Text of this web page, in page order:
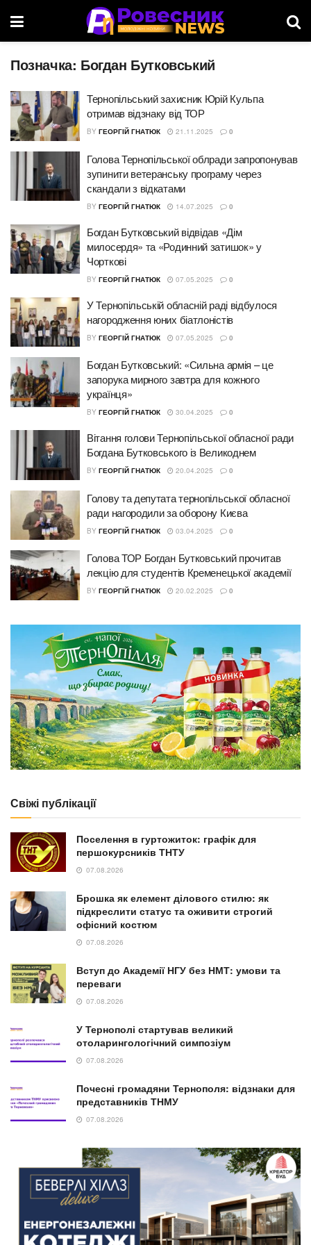
Позначка: Богдан Бутковський
Тернопільський захисник Юрій Кульпа
отримав відзнаку від ТОР
BY ГЕОРГІЙ ГНАТЮК 21.11.2025 0
Голова Тернопільської облради запропонував
зупинити ветеранську програму через
скандали з відкатами
BY ГЕОРГІЙ ГНАТЮК 14.07.2025 0
Богдан Бутковський відвідав «Дім
милосердя» та «Родинний затишок» у
Чорткові
BY ГЕОРГІЙ ГНАТЮК 07.05.2025 0
У Тернопільській обласній раді відбулося
нагородження юних біатлоністів
BY ГЕОРГІЙ ГНАТЮК 07.05.2025 0
Богдан Бутковський: «Сильна армія – це
запорука мирного завтра для кожного
українця»
BY ГЕОРГІЙ ГНАТЮК 30.04.2025 0
Вітання голови Тернопільської обласної ради
Богдана Бутковського із Великоднем
BY ГЕОРГІЙ ГНАТЮК 20.04.2025 0
Голову та депутата тернопільської обласної
ради нагородили за оборону Києва
BY ГЕОРГІЙ ГНАТЮК 03.04.2025 0
Голова ТОР Богдан Бутковський прочитав
лекцію для студентів Кременецької академії
BY ГЕОРГІЙ ГНАТЮК 20.02.2025 0
Свіжі публікації
Поселення в гуртожиток: графік для
першокурсників ТНТУ
07.08.2026
Брошка як елемент ділового стилю: як
підкреслити статус та оживити строгий
офісний костюм
07.08.2026
Вступ до Академії НГУ без НМТ: умови та
переваги
07.08.2026
У Тернополі стартував великий
отоларингологічний симпозіум
07.08.2026
Почесні громадяни Тернополя: відзнаки для
представників ТНМУ
07.08.2026